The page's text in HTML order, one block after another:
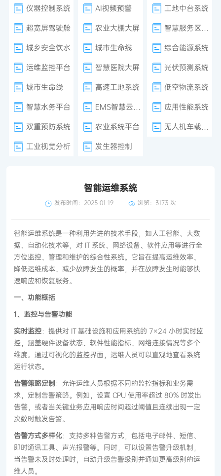
仪器控制系统
AI视频预警
工地中台系统
超宽屏驾驶舱
农业大棚大屏
智慧服务区系统
城乡安全饮水
城市生命线
综合能源系统
运维监控平台
智慧医院大屏
光伏预测系统
城市生命线
高速工地系统
低空物流系统
智慧水务平台
EMS智慧云平台
应用性能系统
双重预防系统
农业系统平台
无人机车载巡检
工业视觉分析
发生器控制
智能运维系统
发布时间：2025-01-19 浏览： 3173 次
智能运维系统是一种利用先进的技术手段，如人工智能、大数
据、自动化技术等，对 IT 系统、网络设备、软件应用等进行全
方位监控、管理和维护的综合性系统。它旨在提高运维效率、
降低运维成本、减少故障发生的概率，并在故障发生时能够快
速响应和恢复服务。
一、功能概括
1、监控与告警功能
实时监控：提供对 IT 基础设施和应用系统的 7×24 小时实时监
控，涵盖硬件设备状态、软件性能指标、网络连接情况等多个
维度。通过可视化的监控界面，运维人员可以直观地查看系统
运行状态。
告警策略定制 ：允许运维人员根据不同的监控指标和业务需
求，定制告警策略。例如，设置 CPU 使用率超过 80% 时发出
告警，或者当关键业务应用响应时间超过阈值且连续出现一定
次数时触发告警。
告警方式多样化：支持多种告警方式，包括电子邮件、短信、
即时通讯工具、声光报警等。同时，可以设置告警升级机制，
当告警未及时处理时，自动升级告警级别并通知更高级别的运
维人员。